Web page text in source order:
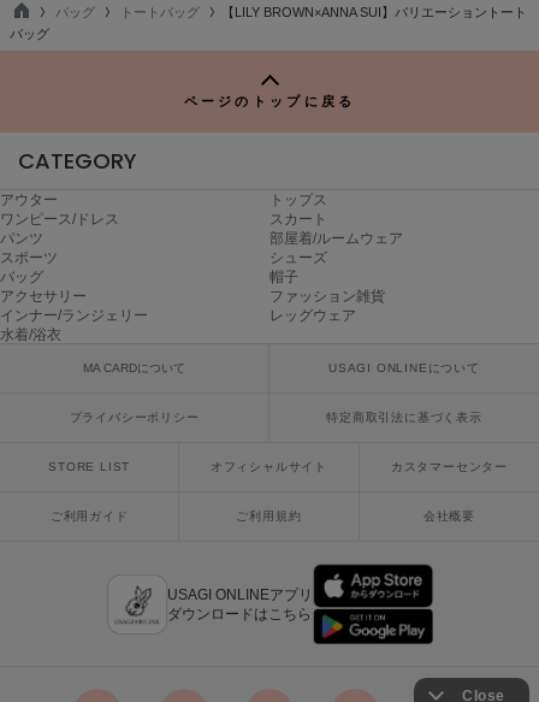
PATRICK
フィリーチョコレート
ポローラ
PUMA
プーマ
リーボック
SALOMON
SESAME STREET MARKET
セサミストリートマーケット
TO
P
バッグ トートバッグ
【LILY BROWN×ANNA SUI】バリエーショントート
バッグ
ページのトップに戻る
CATEGORY
アウター
トップス
ワンピース/ドレス
スカート
パンツ
部屋着/ルームウェア
スポーツ
シューズ
バッグ
帽子
アクセサリー
ファッション雑貨
インナー/ランジェリー
レッグウェア
水着/浴衣
MA CARDについて USAGI ONLINEについて
プライバシーポリシー 特定商取引法に基づく表示
STORE LIST オフィシャルサイト カスタマーセンター
ご利用ガイド ご利用規約 会社概要
USAGI ONLINEアプリ
ダウンロードはこちら